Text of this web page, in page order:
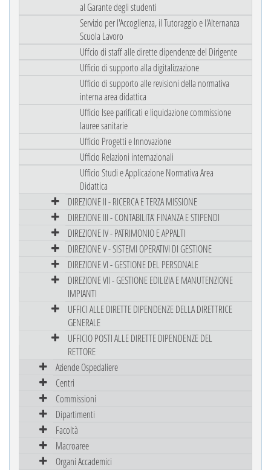
al Garante degli studenti
Servizio per l'Accoglienza, il Tutoraggio e l'Alternanza
Scuola Lavoro
Uffcio di staff alle dirette dipendenze del Dirigente
Ufficio di supporto alla digitalizzazione
Ufficio di supporto alle revisioni della normativa
interna area didattica
Ufficio Isee parificati e liquidazione commissione
lauree sanitarie
Ufficio Progetti e Innovazione
Ufficio Relazioni internazionali
Ufficio Studi e Applicazione Normativa Area
Didattica
DIREZIONE II - RICERCA E TERZA MISSIONE
DIREZIONE III - CONTABILITA' FINANZA E STIPENDI
DIREZIONE IV - PATRIMONIO E APPALTI
DIREZIONE V - SISTEMI OPERATIVI DI GESTIONE
DIREZIONE VI - GESTIONE DEL PERSONALE
DIREZIONE VII - GESTIONE EDILIZIA E MANUTENZIONE
IMPIANTI
UFFICI ALLE DIRETTE DIPENDENZE DELLA DIRETTRICE
GENERALE
UFFICIO POSTI ALLE DIRETTE DIPENDENZE DEL
RETTORE
Aziende Ospedaliere
Centri
Commissioni
Dipartimenti
Facoltà
Macroaree
Organi Accademici